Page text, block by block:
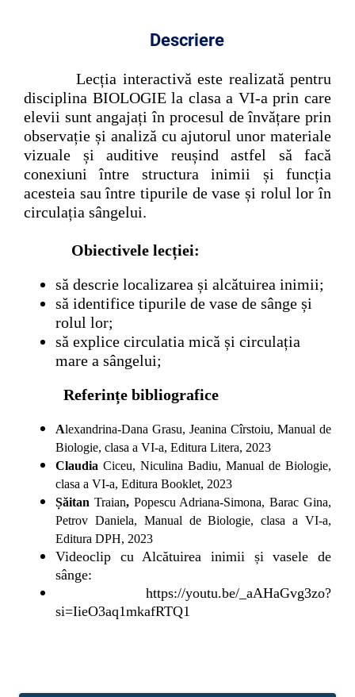
Descriere
Lecția interactivă este realizată pentru
disciplina BIOLOGIE la clasa a VI-a prin care
elevii sunt angajați în procesul de învățare prin
observație și analiză cu ajutorul unor materiale
vizuale și auditive reușind astfel să facă
conexiuni între structura inimii și funcția
acesteia sau între tipurile de vase și rolul lor în
circulația sângelui.
Obiectivele lecției:
să descrie localizarea și alcătuirea inimii;
să identifice tipurile de vase de sânge și
rolul lor;
să explice circulatia mică și circulația
mare a sângelui;
Referințe bibliografice
Alexandrina-Dana Grasu, Jeanina Cîrstoiu, Manual de
Biologie, clasa a VI-a, Editura Litera, 2023
Claudia Ciceu, Niculina Badiu, Manual de Biologie,
clasa a VI-a, Editura Booklet, 2023
Șăitan Traian,Popescu Adriana-Simona, Barac Gina,
Petrov Daniela, Manual de Biologie, clasa a VI-a,
Editura DPH, 2023
Videoclip cu Alcătuirea inimii și vasele de
sânge:
https://youtu.be/_aAHaGvg3zo?
si=IieO3aq1mkafRTQ1